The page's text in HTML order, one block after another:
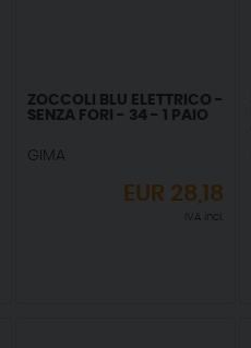
ZOCCOLI BLU ELETTRICO -
SENZA FORI - 34 - 1 PAIO
GIMA
EUR 28,18
IVA incl.